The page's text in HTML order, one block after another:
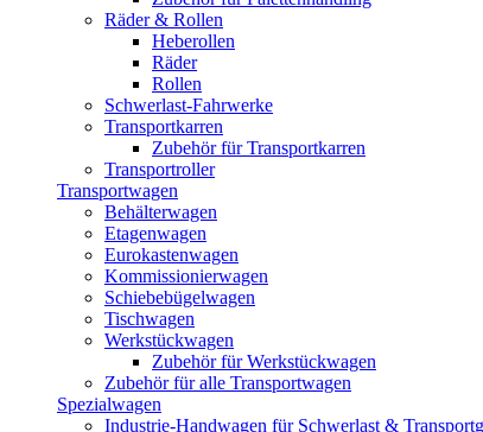
Räder & Rollen
Heberollen
Räder
Rollen
Schwerlast-Fahrwerke
Transportkarren
Zubehör für Transportkarren
Transportroller
Transportwagen
Behälterwagen
Etagenwagen
Eurokastenwagen
Kommissionierwagen
Schiebebügelwagen
Tischwagen
Werkstückwagen
Zubehör für Werkstückwagen
Zubehör für alle Transportwagen
Spezialwagen
Industrie-Handwagen für Schwerlast &